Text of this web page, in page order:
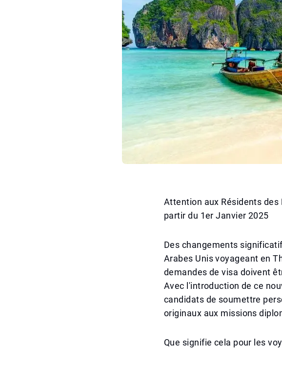
Attention aux Résidents des
partir du 1er Janvier 2025
Des changements
Arabes Unis voyageant en
demandes de visa doivent
Avec l'introduction de ce
candidats de soumettre
originaux aux missions
Que signifie cela pour les